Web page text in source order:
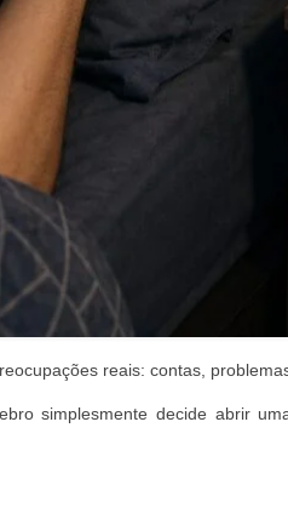
reais: contas,
simplesmente decide abrir